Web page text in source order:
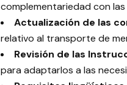
complementariedad con
Actualización de las
relativo al transporte de
Revisión de las
para adaptarlos a las